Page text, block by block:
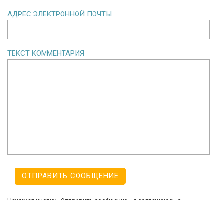
АДРЕС ЭЛЕКТРОННОЙ ПОЧТЫ
ТЕКСТ КОММЕНТАРИЯ